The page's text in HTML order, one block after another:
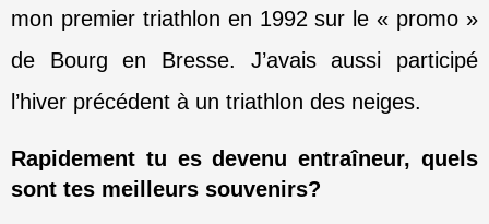
mon premier triathlon en 1992 sur le « promo »
de Bourg en Bresse. J’avais aussi participé
l’hiver précédent à un triathlon des neiges.
Rapidement tu es devenu entraîneur, quels
sont tes meilleurs souvenirs?